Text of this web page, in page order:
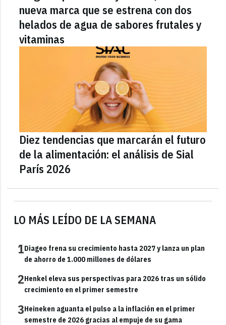
LO MÁS LEÍDO DE LA SEMANA
1Diageo frena su crecimiento hasta 2027 y lanza un plan
de ahorro de 1.000 millones de dólares
2Henkel eleva sus perspectivas para 2026 tras un sólido
crecimiento en el primer semestre
3Heineken aguanta el pulso a la inflación en el primer
semestre de 2026 gracias al empuje de su gama
nueva marca que se estrena con dos
helados de agua de sabores frutales y
vitaminas
Diez tendencias que marcarán el futuro
de la alimentación: el análisis de Sial
París 2026